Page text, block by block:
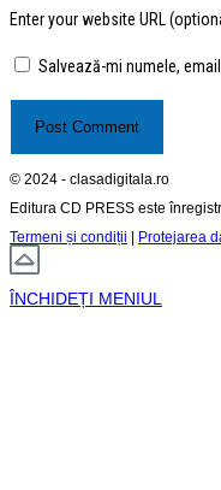
Enter your website URL
Salvează-mi numele,
© 2024 - clasadigitala.ro
Editura CD PRESS este
Termeni și condiții | Protejarea
ÎNCHIDEȚI MENIUL